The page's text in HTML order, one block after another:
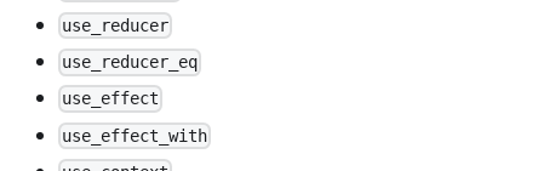
use_reducer
use_reducer_eq
use_effect
use_effect_with